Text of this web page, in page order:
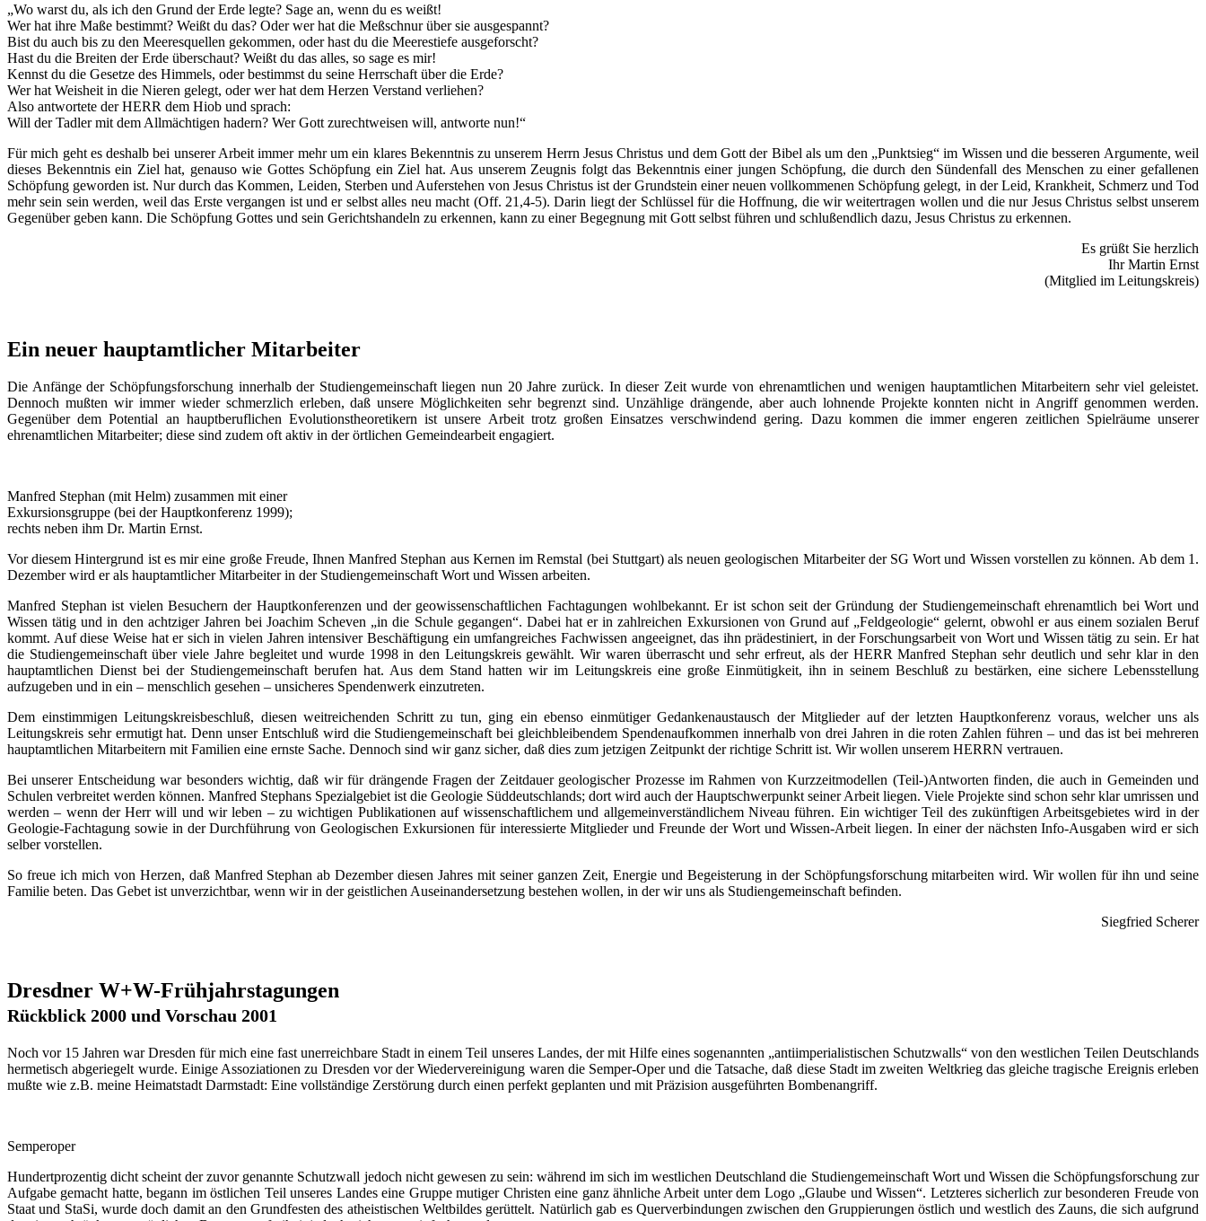
„Wo warst du, als ich den Grund der Erde legte? Sage an, wenn du es weißt!
Wer hat ihre Maße bestimmt? Weißt du das? Oder wer hat die Meßschnur über sie ausgespannt?
Bist du auch bis zu den Meeresquellen gekommen, oder hast du die Meerestiefe ausgeforscht?
Hast du die Breiten der Erde überschaut? Weißt du das alles, so sage es mir!
Kennst du die Gesetze des Himmels, oder bestimmst du seine Herrschaft über die Erde?
Wer hat Weisheit in die Nieren gelegt, oder wer hat dem Herzen Verstand verliehen?
Also antwortete der HERR dem Hiob und sprach:
Will der Tadler mit dem Allmächtigen hadern? Wer Gott zurechtweisen will, antworte nun!“
Für mich geht es deshalb bei unserer Arbeit immer mehr um ein klares Bekenntnis zu unserem Herrn Jesus Christus und dem Gott der Bibel als um den „Punktsieg“ im Wissen und die besseren Argumente, weil
dieses Bekenntnis ein Ziel hat, genauso wie Gottes Schöpfung ein Ziel hat. Aus unserem Zeugnis folgt das Bekenntnis einer jungen Schöpfung, die durch den Sündenfall des Menschen zu einer gefallenen
Schöpfung geworden ist. Nur durch das Kommen, Leiden, Sterben und Auferstehen von Jesus Christus ist der Grundstein einer neuen vollkommenen Schöpfung gelegt, in der Leid, Krankheit, Schmerz und Tod
mehr sein sein werden, weil das Erste vergangen ist und er selbst alles neu macht (Off. 21,4-5). Darin liegt der Schlüssel für die Hoffnung, die wir weitertragen wollen und die nur Jesus Christus selbst unserem
Gegenüber geben kann. Die Schöpfung Gottes und sein Gerichtshandeln zu erkennen, kann zu einer Begegnung mit Gott selbst führen und schlußendlich dazu, Jesus Christus zu erkennen.
Es grüßt Sie herzlich
Ihr Martin Ernst
(Mitglied im Leitungskreis)
Ein neuer hauptamtlicher Mitarbeiter
Die Anfänge der Schöpfungsforschung innerhalb der Studiengemeinschaft liegen nun 20 Jahre zurück. In dieser Zeit wurde von ehrenamtlichen und wenigen hauptamtlichen Mitarbeitern sehr viel geleistet.
Dennoch mußten wir immer wieder schmerzlich erleben, daß unsere Möglichkeiten sehr begrenzt sind. Unzählige drängende, aber auch lohnende Projekte konnten nicht in Angriff genommen werden.
Gegenüber dem Potential an hauptberuflichen Evolutionstheoretikern ist unsere Arbeit trotz großen Einsatzes verschwindend gering. Dazu kommen die immer engeren zeitlichen Spielräume unserer
ehrenamtlichen Mitarbeiter; diese sind zudem oft aktiv in der örtlichen Gemeindearbeit engagiert.
Manfred Stephan (mit Helm) zusammen mit einer
Exkursionsgruppe (bei der Hauptkonferenz 1999);
rechts neben ihm Dr. Martin Ernst.
Vor diesem Hintergrund ist es mir eine große Freude, Ihnen Manfred Stephan aus Kernen im Remstal (bei Stuttgart) als neuen geologischen Mitarbeiter der SG Wort und Wissen vorstellen zu können. Ab dem 1.
Dezember wird er als hauptamtlicher Mitarbeiter in der Studiengemeinschaft Wort und Wissen arbeiten.
Manfred Stephan ist vielen Besuchern der Hauptkonferenzen und der geowissenschaftlichen Fachtagungen wohlbekannt. Er ist schon seit der Gründung der Studiengemeinschaft ehrenamtlich bei Wort und
Wissen tätig und in den achtziger Jahren bei Joachim Scheven „in die Schule gegangen“. Dabei hat er in zahlreichen Exkursionen von Grund auf „Feldgeologie“ gelernt, obwohl er aus einem sozialen Beruf
kommt. Auf diese Weise hat er sich in vielen Jahren intensiver Beschäftigung ein umfangreiches Fachwissen angeeignet, das ihn prädestiniert, in der Forschungsarbeit von Wort und Wissen tätig zu sein. Er hat
die Studiengemeinschaft über viele Jahre begleitet und wurde 1998 in den Leitungskreis gewählt. Wir waren überrascht und sehr erfreut, als der HERR Manfred Stephan sehr deutlich und sehr klar in den
hauptamtlichen Dienst bei der Studiengemeinschaft berufen hat. Aus dem Stand hatten wir im Leitungskreis eine große Einmütigkeit, ihn in seinem Beschluß zu bestärken, eine sichere Lebensstellung
aufzugeben und in ein – menschlich gesehen – unsicheres Spendenwerk einzutreten.
Dem einstimmigen Leitungskreisbeschluß, diesen weitreichenden Schritt zu tun, ging ein ebenso einmütiger Gedankenaustausch der Mitglieder auf der letzten Hauptkonferenz voraus, welcher uns als
Leitungskreis sehr ermutigt hat. Denn unser Entschluß wird die Studiengemeinschaft bei gleichbleibendem Spendenaufkommen innerhalb von drei Jahren in die roten Zahlen führen – und das ist bei mehreren
hauptamtlichen Mitarbeitern mit Familien eine ernste Sache. Dennoch sind wir ganz sicher, daß dies zum jetzigen Zeitpunkt der richtige Schritt ist. Wir wollen unserem HERRN vertrauen.
Bei unserer Entscheidung war besonders wichtig, daß wir für drängende Fragen der Zeitdauer geologischer Prozesse im Rahmen von Kurzzeitmodellen (Teil-)Antworten finden, die auch in Gemeinden und
Schulen verbreitet werden können. Manfred Stephans Spezialgebiet ist die Geologie Süddeutschlands; dort wird auch der Hauptschwerpunkt seiner Arbeit liegen. Viele Projekte sind schon sehr klar umrissen und
werden – wenn der Herr will und wir leben – zu wichtigen Publikationen auf wissenschaftlichem und allgemeinverständlichem Niveau führen. Ein wichtiger Teil des zukünftigen Arbeitsgebietes wird in der
Geologie-Fachtagung sowie in der Durchführung von Geologischen Exkursionen für interessierte Mitglieder und Freunde der Wort und Wissen-Arbeit liegen. In einer der nächsten Info-Ausgaben wird er sich
selber vorstellen.
So freue ich mich von Herzen, daß Manfred Stephan ab Dezember diesen Jahres mit seiner ganzen Zeit, Energie und Begeisterung in der Schöpfungsforschung mitarbeiten wird. Wir wollen für ihn und seine
Familie beten. Das Gebet ist unverzichtbar, wenn wir in der geistlichen Auseinandersetzung bestehen wollen, in der wir uns als Studiengemeinschaft befinden.
Siegfried Scherer
Dresdner W+W-Frühjahrstagungen
Rückblick 2000 und Vorschau 2001
Noch vor 15 Jahren war Dresden für mich eine fast unerreichbare Stadt in einem Teil unseres Landes, der mit Hilfe eines sogenannten „antiimperialistischen Schutzwalls“ von den westlichen Teilen Deutschlands
hermetisch abgeriegelt wurde. Einige Assoziationen zu Dresden vor der Wiedervereinigung waren die Semper-Oper und die Tatsache, daß diese Stadt im zweiten Weltkrieg das gleiche tragische Ereignis erleben
mußte wie z.B. meine Heimatstadt Darmstadt: Eine vollständige Zerstörung durch einen perfekt geplanten und mit Präzision ausgeführten Bombenangriff.
Semperoper
Hundertprozentig dicht scheint der zuvor genannte Schutzwall jedoch nicht gewesen zu sein: während im sich im westlichen Deutschland die Studiengemeinschaft Wort und Wissen die Schöpfungsforschung zur
Aufgabe gemacht hatte, begann im östlichen Teil unseres Landes eine Gruppe mutiger Christen eine ganz ähnliche Arbeit unter dem Logo „Glaube und Wissen“. Letzteres sicherlich zur besonderen Freude von
Staat und StaSi, wurde doch damit an den Grundfesten des atheistischen Weltbildes gerüttelt. Natürlich gab es Querverbindungen zwischen den Gruppierungen östlich und westlich des Zauns, die sich aufgrund